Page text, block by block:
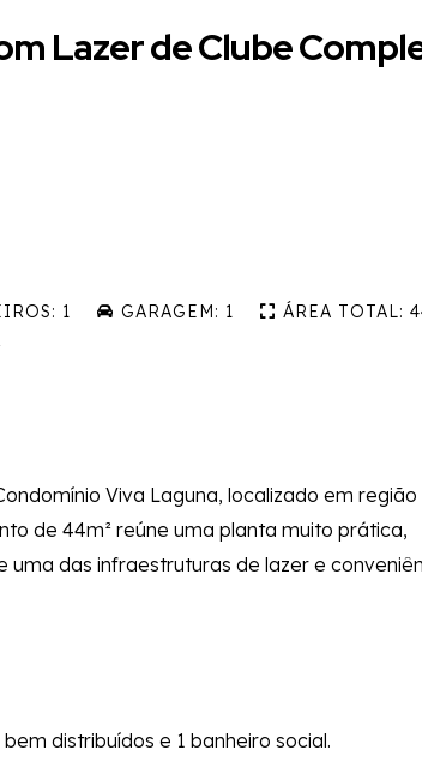
Lazer de Clube
1 GARAGEM: 1
ÁREA TOTAL:
Viva Laguna, localizado em
de 44m² reúne uma planta muito prática,
uma das infraestruturas de lazer e
distribuídos e 1 banheiro social.